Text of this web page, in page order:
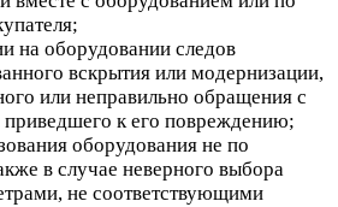
на оборудовании следов
вскрытия или модернизации,
или неправильно обращения с
к его повреждению;
оборудования не по
в случае неверного выбора
не соответствующими